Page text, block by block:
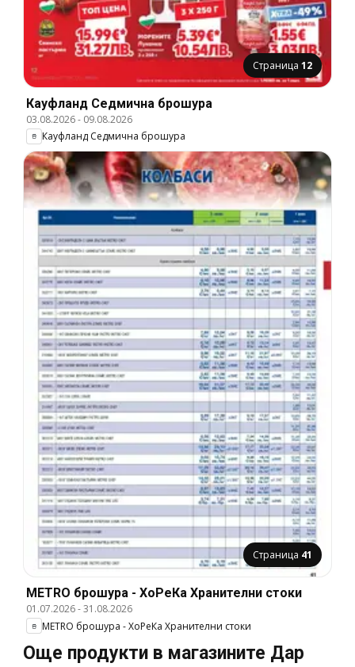
Страница 12
Кауфланд Cедмична брошура
03.08.2026- 09.08.2026
Кауфланд Cедмична брошура
Страница 41
METRO брошура - ХоРеКа Хранителни стоки
01.07.2026-31.08.2026
METRO брошура - ХоРеКа Хранителни стоки
Още продукти в магазините Дар